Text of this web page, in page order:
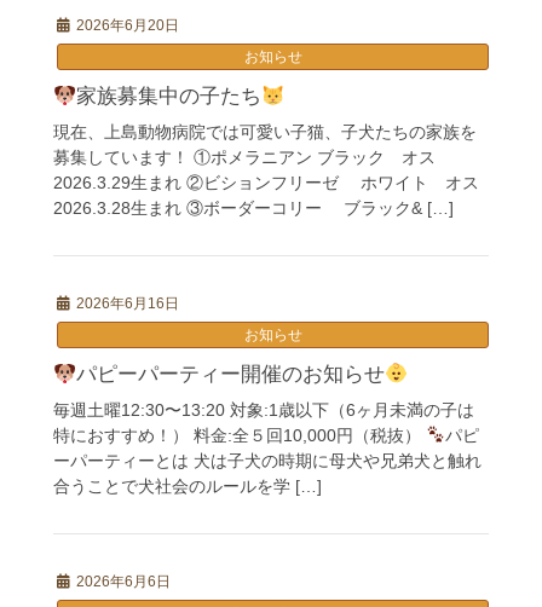
2026年6月20日
お知らせ
家族募集中の子たち
現在、上島動物病院では可愛い子猫、子犬たちの家族を
募集しています！ ①ポメラニアン ブラック オス
2026.3.29生まれ ②ビションフリーゼ ホワイト オス
2026.3.28生まれ ③ボーダーコリー ブラック& […]
2026年6月16日
お知らせ
パピーパーティー開催のお知らせ
毎週土曜12:30〜13:20 対象:1歳以下（6ヶ月未満の子は
特におすすめ！） 料金:全５回10,000円（税抜）
パピ
ーパーティーとは 犬は子犬の時期に母犬や兄弟犬と触れ
合うことで犬社会のルールを学 […]
2026年6月6日